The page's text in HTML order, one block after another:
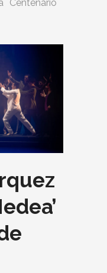
Centenario